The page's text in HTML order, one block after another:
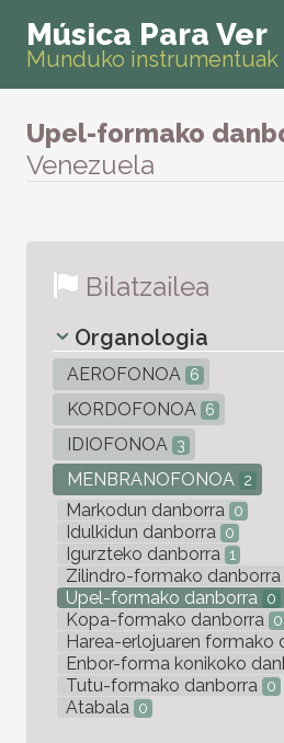
Música Para Ver
Munduko instrumentuak
Upel-formako
Venezuela
Bilatzailea
Organologia
AEROFONOA 6
KORDOFONOA 6
IDIOFONOA 3
MENBRANOFONOA 2
Markodun danborra 0
Idulkidun danborra 0
Igurzteko danborra 1
Zilindro-formako danborra
Upel-formako danborra 0
Kopa-formako danborra 0
Harea-erlojuaren formako
Enbor-forma konikoko
Tutu-formako danborra 0
Atabala 0